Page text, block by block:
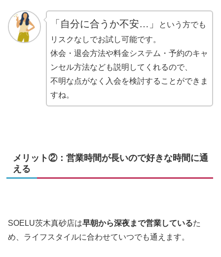
「自分に合うか不安…」
という方でも
リスクなしでお試し可能です。
休会・退会方法や料金システム・予約のキャ
ンセル方法なども説明してくれるので、
不明な点がなく入会を検討することができま
すね。
メリット②：営業時間が長いので好きな時間に通
える
SOELU茨木真砂店は早朝から深夜まで営業しているた
め、ライフスタイルに合わせていつでも通えます。